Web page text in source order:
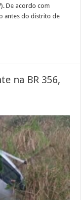
De acordo com
antes do distrito de
na BR 356,